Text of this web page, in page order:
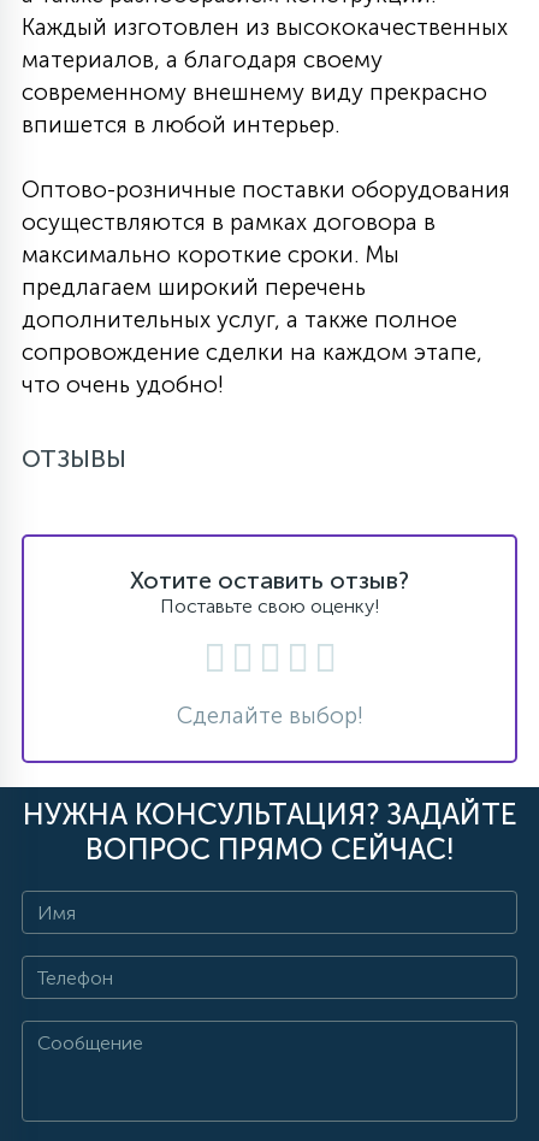
Каждый изготовлен из высококачественных
материалов, а благодаря своему
современному внешнему виду прекрасно
впишется в любой интерьер.
Оптово-розничные поставки оборудования
осуществляются в рамках договора в
максимально короткие сроки. Мы
предлагаем широкий перечень
дополнительных услуг, а также полное
сопровождение сделки на каждом этапе,
что очень удобно!
ОТЗЫВЫ
Хотите оставить отзыв?
Поставьте свою оценку!
Сделайте выбор!
НУЖНА КОНСУЛЬТАЦИЯ? ЗАДАЙТЕ
ВОПРОС ПРЯМО СЕЙЧАС!